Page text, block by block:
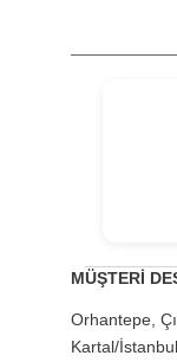
MÜŞTERİ
Orhantepe,
Kartal/İstanbul